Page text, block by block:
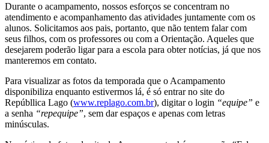
Durante o acampamento, nossos esforços se concentram no
atendimento e acompanhamento das atividades juntamente com os
alunos. Solicitamos aos pais, portanto, que não tentem falar com
seus filhos, com os professores ou com a Orientação. Aqueles que
desejarem poderão ligar para a escola para obter notícias, já que nos
manteremos em contato.
Para visualizar as fotos da temporada que o Acampamento
disponibiliza enquanto estivermos lá, é só entrar no site do
Repúbllica Lago (www.replago.com.br), digitar o login “equipe” e
a senha “repequipe”, sem dar espaços e apenas com letras
minúsculas.